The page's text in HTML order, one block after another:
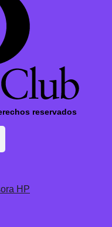
reservados
HP